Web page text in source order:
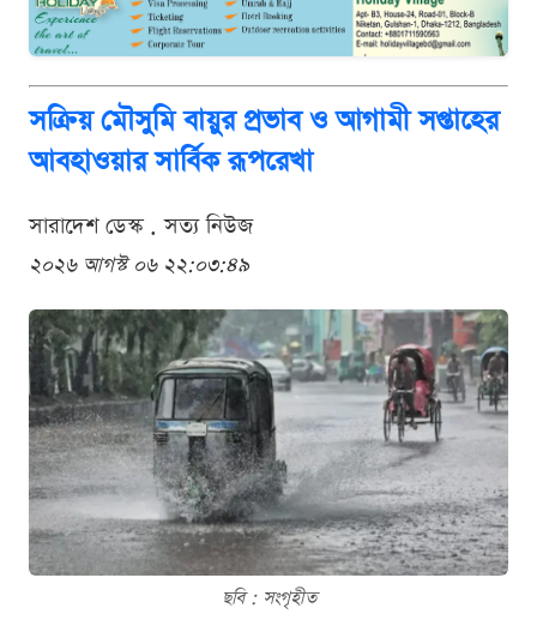
সক্রিয় মৌসুমি বায়ুর প্রভাব ও আগামী সপ্তাহের
আবহাওয়ার সার্বিক রূপরেখা
সারাদেশ ডেস্ক . সত্য নিউজ
২০২৬ আগস্ট ০৬ ২২:০৩:৪৯
ছবি : সংগৃহীত